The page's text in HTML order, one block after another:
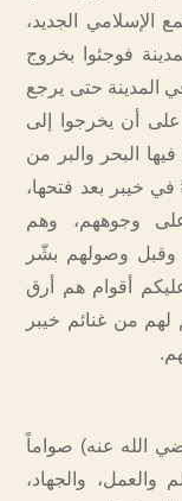
الإسلامي الجديد،
فوجئوا بخروج
المدينة حتى يرجع
أن يخرجوا إلى
البحر والبر من
خيبر بعد فتحها،
وجوههم، وهم
وقبل وصولهم بشّر
أقوام هم أرق
من غنائم خيبر
الله عنه) صواماً
والعمل، والجهاد،